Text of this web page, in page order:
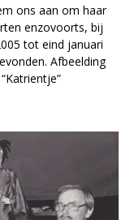
ons aan om haar
enzovoorts, bij
tot eind januari
Afbeelding